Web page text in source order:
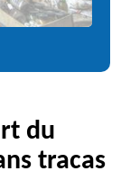
du
tracas